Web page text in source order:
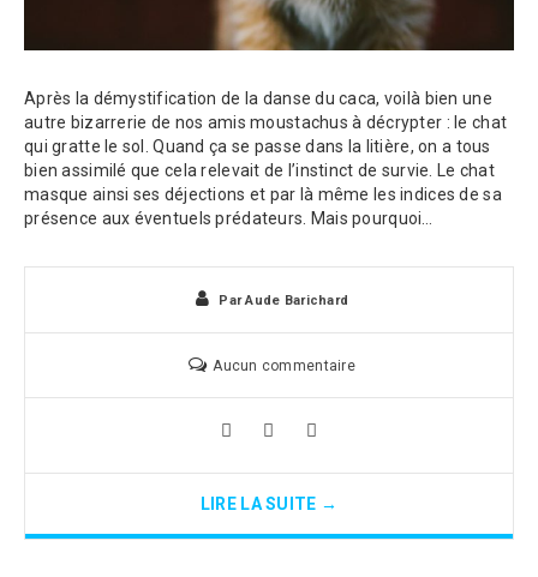
Après la démystification de la danse du caca, voilà bien une
autre bizarrerie de nos amis moustachus à décrypter : le chat
qui gratte le sol. Quand ça se passe dans la litière, on a tous
bien assimilé que cela relevait de l’instinct de survie. Le chat
masque ainsi ses déjections et par là même les indices de sa
présence aux éventuels prédateurs. Mais pourquoi…
ParAude Barichard
Aucun commentaire
LIRE LA SUITE →